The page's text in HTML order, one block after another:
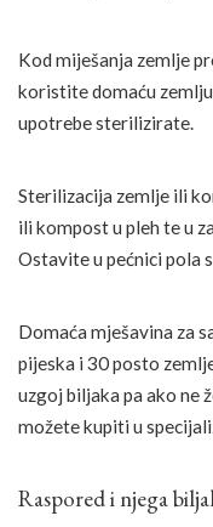
Kod miješanja zemlje
koristite domaću
upotrebe sterilizirate.
Sterilizacija zemlje ili
ili kompost u pleh te u
Ostavite u pećnici pola
Domaća mješavina za
pijeska i 30 posto
uzgoj biljaka pa ako ne
možete kupiti u
Raspored i njega